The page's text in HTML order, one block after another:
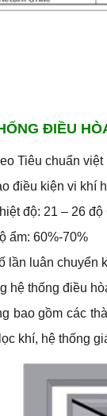
ĐIỀU
Tiêu chuẩn
điều kiện vi khí
độ: 21 – 26 độ
ẩm: 60%-70%
lần luân chuyển
hệ thống điều
bao gồm các
khí, hệ thống